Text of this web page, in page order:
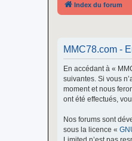
Index du forum
MMC78.com -
En accédant à «
suivantes. Si vous
moment et nous
ont été effectués,
Nos forums sont
sous la licence «